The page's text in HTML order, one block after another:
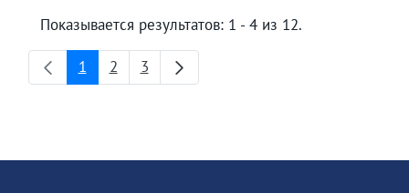
Показывается результатов: 1 - 4 из 12.
Страница
1 Страница
2 Страница
3